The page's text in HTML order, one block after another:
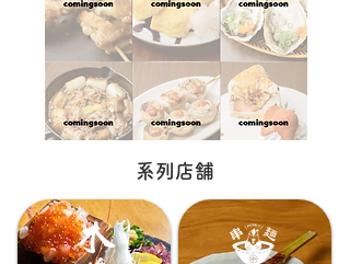
​系列店舗